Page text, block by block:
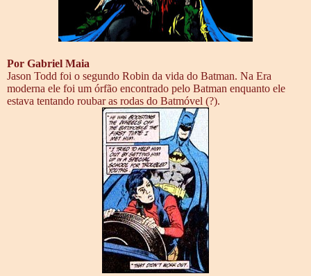
Por Gabriel Maia
Jason Todd foi o segundo Robin da vida do Batman. Na Era
moderna ele foi um órfão encontrado pelo Batman enquanto ele
estava tentando roubar as rodas do Batmóvel (?).